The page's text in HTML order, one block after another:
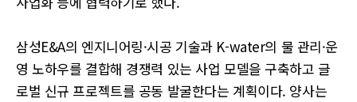
삼성E&A의 엔지니어링·시공 기술과 K-water의 물 관리·운
영 노하우를 결합해 경쟁력 있는 사업 모델을 구축하고 글
로벌 신규 프로젝트를 공동 발굴한다는 계획이다. 양사는